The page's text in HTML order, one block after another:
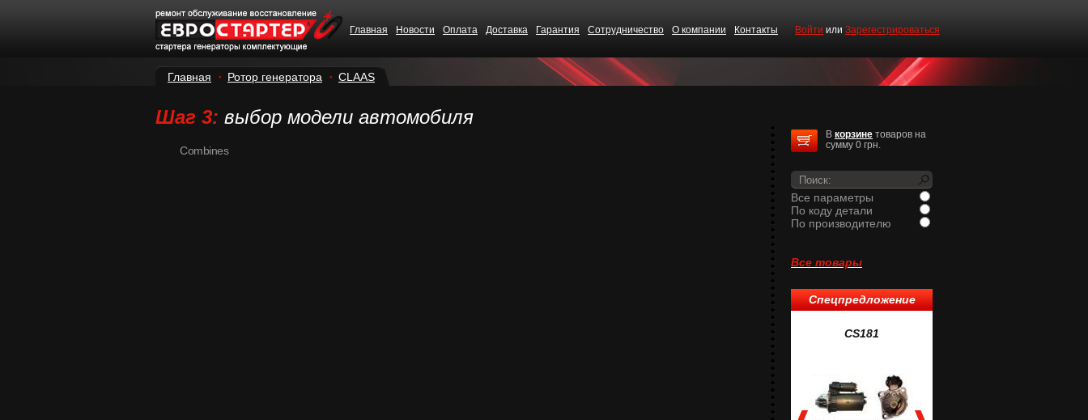
Главная Новости Оплата Доставка Гарантия Сотрудничество О компании Контакты Войти или Зарегестрироваться
Главная Ротор генератора CLAAS
Шаг 3: выбор модели автомобиля
Combines
В корзине товаров на
сумму 0 грн.
Все параметры
По коду детали
По производителю
Все товары
Спецпредложение
CS181